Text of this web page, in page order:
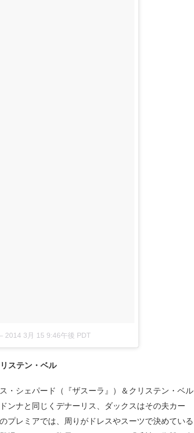
2014 3月 15 9:46午後 PDT
ステン・ベル
・シェパード（『ザスーラ』）＆クリステン・ベル
ンナと同じくデナーリス、ダックスはその夫カー
プレミアでは、周りがドレスやスーツで決めている